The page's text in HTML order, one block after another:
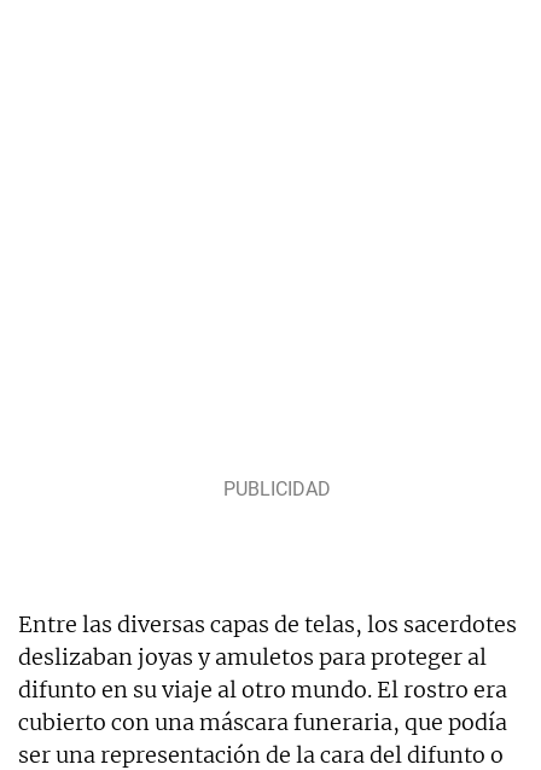
Entre las diversas capas de telas, los sacerdotes
deslizaban joyas y amuletos para proteger al
difunto en su viaje al otro mundo. El rostro era
cubierto con una máscara funeraria, que podía
ser una representación de la cara del difunto o